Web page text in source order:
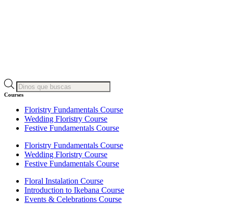
Products
search
Courses
Floristry Fundamentals Course
Wedding Floristry Course
Festive Fundamentals Course
Floristry Fundamentals Course
Wedding Floristry Course
Festive Fundamentals Course
Floral Instalation Course
Introduction to Ikebana Course
Events & Celebrations Course